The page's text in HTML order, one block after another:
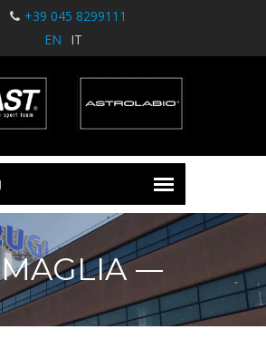
+39 045 8299111
EN
IT
MAGLIA